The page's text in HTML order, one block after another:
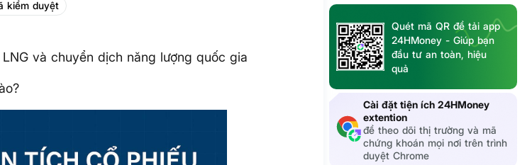
kiểm duyệt
và chuyển dịch năng lượng quốc gia
Quét mã QR để tải app
24HMoney - Giúp bạn
đầu tư an toàn, hiệu
quả
Cài đặt tiện ích 24HMoney
extention
để theo dõi thị trường và mã
chứng khoán mọi nơi trên trình
duyệt Chrome